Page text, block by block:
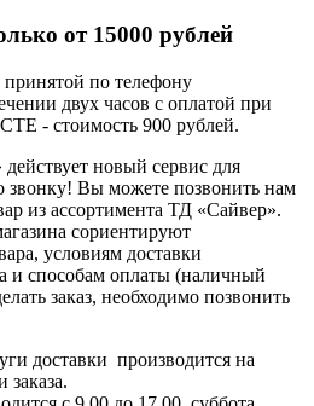
от 15000 рублей
принятой по телефону
двух часов с оплатой при
- стоимость 900 рублей.
новый сервис для
звонку! Вы можете позвонить нам
из ассортимента ТД «Сайвер».
сориентируют
условиям доставки
и способам оплаты (наличный
заказ, необходимо позвонить
доставки производится на
заказа.